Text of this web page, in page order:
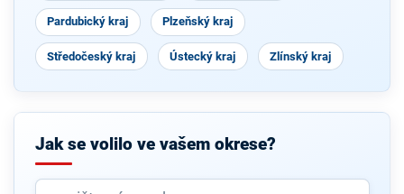
Pardubický kraj Plzeňský kraj
Středočeský kraj Ústecký kraj Zlínský kraj
Jak se volilo ve vašem okrese?